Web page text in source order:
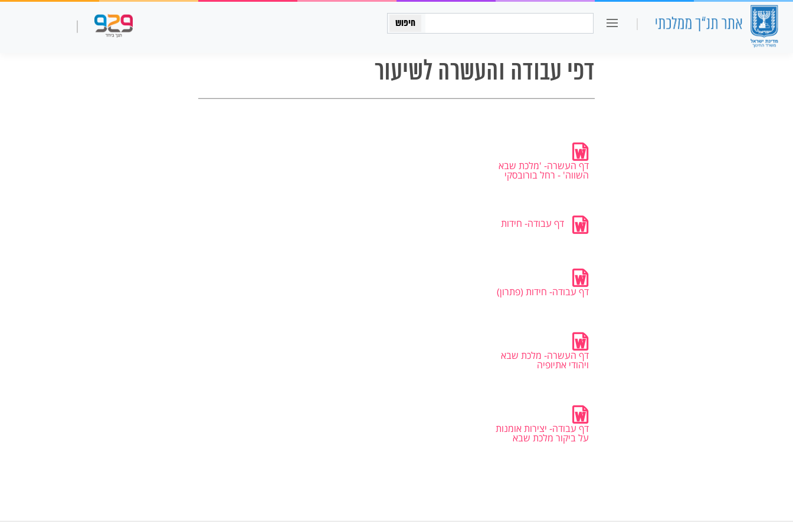
חיפוש:
כיתה ו כיתה יב
דפי עבודה והעשרה לשיעור
דף העשרה- 'מלכת שבא
השווה' - רחל בורובסקי
דף עבודה- חידות
דף עבודה- חידות (פתרון)
דף העשרה- מלכת שבא
ויהודי אתיופיה
דף עבודה- יצירות אומנות
על ביקור מלכת שבא